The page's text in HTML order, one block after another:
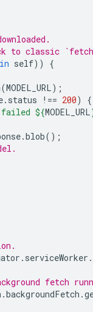
to classic
in self))
{
(MODEL_URL);
. status !== 200)
{
failed ${MODEL_URL
.blob();
. serviceWorker .
fetch
.backgroundFetch .